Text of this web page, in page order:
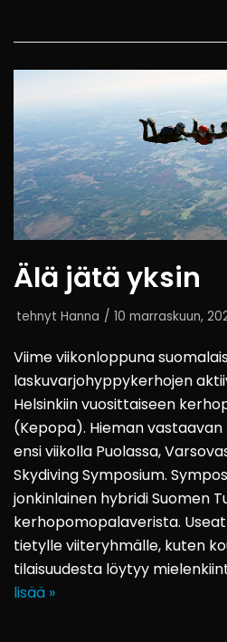
Älä jätä yksin
tehnyt Hanna 10 marraskuun,
Viime viikonloppuna
laskuvarjohyppykerhojen
Helsinkiin vuosittaiseen
(Kepopa). Hieman
ensi viikolla Puolassa,
Skydiving Symposium.
jonkinlainen hybridi Suomen
kerhopomopalaverista.
tietylle viiteryhmälle, kuten
tilaisuudesta löytyy
lisää »